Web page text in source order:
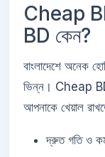
Cheap
BD কেন?
বাংলাদেশে অনেক
ভিন্ন। Cheap
আপনাকে খেয়াল
দ্রুত গতি ও কম